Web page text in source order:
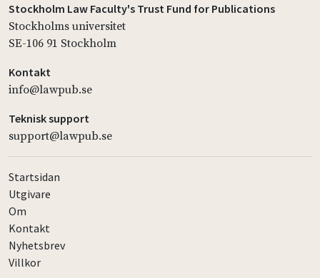
Stockholm Law Faculty's Trust Fund for Publications
Stockholms universitet
SE-106 91 Stockholm
Kontakt
info@lawpub.se
Teknisk support
support@lawpub.se
Startsidan
Utgivare
Om
Kontakt
Nyhetsbrev
Villkor